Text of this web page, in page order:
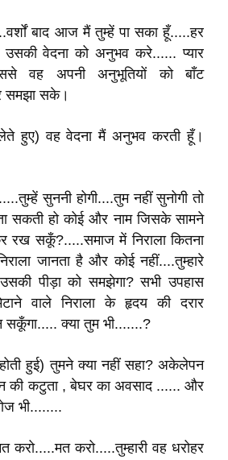
बाद आज मैं तुम्हें पा सका हूँ.....हर
उसकी वेदना को अनुभव करे...... प्यार
वह अपनी अनुभूतियों को बाँट
सके।
लेते हुए) वह वेदना मैं अनुभव करती हूँ।
सुननी होगी....तुम नहीं सुनोगी तो
सकती हो कोई और नाम जिसके सामने
रख सकूँ?.....समाज में निराला कितना
जानता है और कोई नहीं....तुम्हारे
पीड़ा को समझेगा? सभी उपहास
वाले निराला के हृदय की दरार
क्या तुम भी.......?
होती हुई) तुमने क्या नहीं सहा? अकेलेपन
की कटुता , बेघर का अवसाद ...... और
भी........
करो.....मत करो.....तुम्हारी वह धरोहर